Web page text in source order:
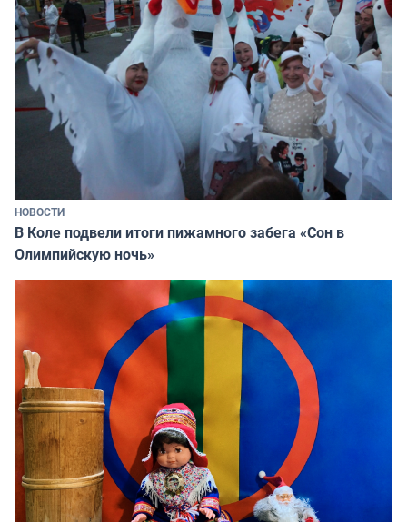
НОВОСТИ
В Коле подвели итоги пижамного забега «Сон в
Олимпийскую ночь»